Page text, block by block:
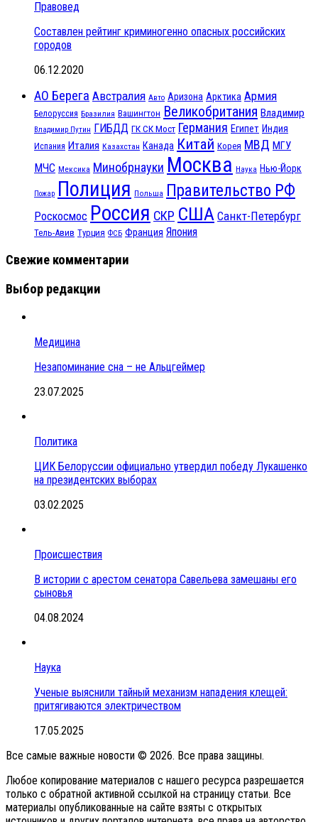
Правовед
Составлен рейтинг криминогенно опасных российских
городов
06.12.2020
АО Берега Австралия Авто Аризона Арктика Армия
Белоруссия Бразилия Вашингтон Великобритания Владимир
Владимир Путин ГИБДД ГК СК Мост Германия Египет Индия
Испания Италия Казахстан Канада Китай Корея МВД МГУ
МЧС Мексика Минобрнауки Москва Наука Нью-Йорк
Пожар Полиция Польша Правительство РФ
Роскосмос Россия СКР США Санкт-Петербург
Тель-Авив Турция ФСБ Франция Япония
Свежие комментарии
Выбор редакции
Медицина
Незапоминание сна – не Альцгеймер
23.07.2025
Политика
ЦИК Белоруссии официально утвердил победу Лукашенко
на президентских выборах
03.02.2025
Происшествия
В истории с арестом сенатора Савельева замешаны его
сыновья
04.08.2024
Наука
Ученые выяснили тайный механизм нападения клещей:
притягиваются электричеством
17.05.2025
Все самые важные новости © 2026. Все права защины.
Любое копирование материалов с нашего ресурса разрешается
только с обратной активной ссылкой на страницу статьи. Все
материалы опубликованные на сайте взяты с открытых